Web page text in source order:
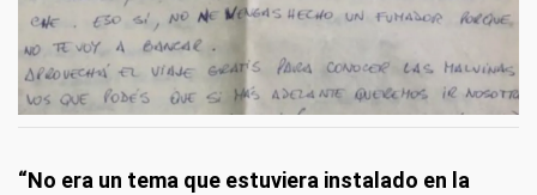
“No era un tema que estuviera instalado en la